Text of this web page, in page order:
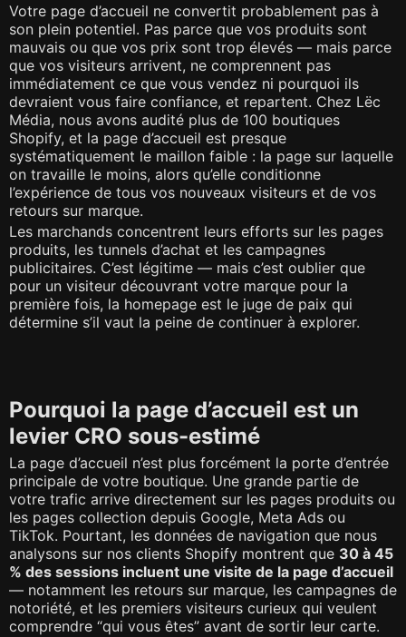
Votre page d’accueil ne convertit probablement pas à
son plein potentiel. Pas parce que vos produits sont
mauvais ou que vos prix sont trop élevés — mais parce
que vos visiteurs arrivent, ne comprennent pas
immédiatement ce que vous vendez ni pourquoi ils
devraient vous faire confiance, et repartent. Chez Lëc
Média, nous avons audité plus de 100 boutiques
Shopify, et la page d’accueil est presque
systématiquement le maillon faible : la page sur laquelle
on travaille le moins, alors qu’elle conditionne
l’expérience de tous vos nouveaux visiteurs et de vos
retours sur marque.
Les marchands concentrent leurs efforts sur les pages
produits, les tunnels d’achat et les campagnes
publicitaires. C’est légitime — mais c’est oublier que
pour un visiteur découvrant votre marque pour la
première fois, la homepage est le juge de paix qui
détermine s’il vaut la peine de continuer à explorer.
Pourquoi la page d’accueil est un
levier CRO sous-estimé
La page d’accueil n’est plus forcément la porte d’entrée
principale de votre boutique. Une grande partie de
votre trafic arrive directement sur les pages produits ou
les pages collection depuis Google, Meta Ads ou
TikTok. Pourtant, les données de navigation que nous
analysons sur nos clients Shopify montrent que 30 à 45
% des sessions incluent une visite de la page d’accueil
— notamment les retours sur marque, les campagnes de
notoriété, et les premiers visiteurs curieux qui veulent
comprendre “qui vous êtes” avant de sortir leur carte.